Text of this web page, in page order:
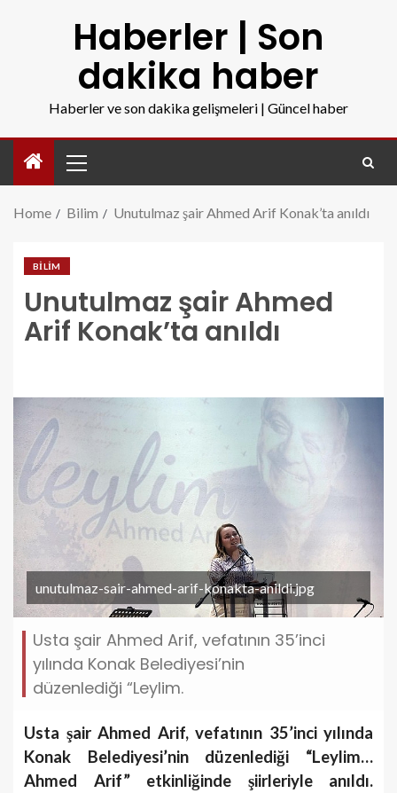
Haberler | Son
dakika haber
Haberler ve son dakika gelişmeleri | Güncel haber
Home Bilim Unutulmaz şair Ahmed Arif Konak’ta anıldı
BILIM
Unutulmaz şair Ahmed
Arif Konak’ta anıldı
unutulmaz-sair-ahmed-arif-konakta-anildi.jpg
Usta şair Ahmed Arif, vefatının 35’inci
yılında Konak Belediyesi’nin
düzenlediği “Leylim.
Usta şair Ahmed Arif, vefatının 35’inci yılında
Konak Belediyesi’nin düzenlediği “Leylim…
Ahmed Arif” etkinliğinde şiirleriyle anıldı.